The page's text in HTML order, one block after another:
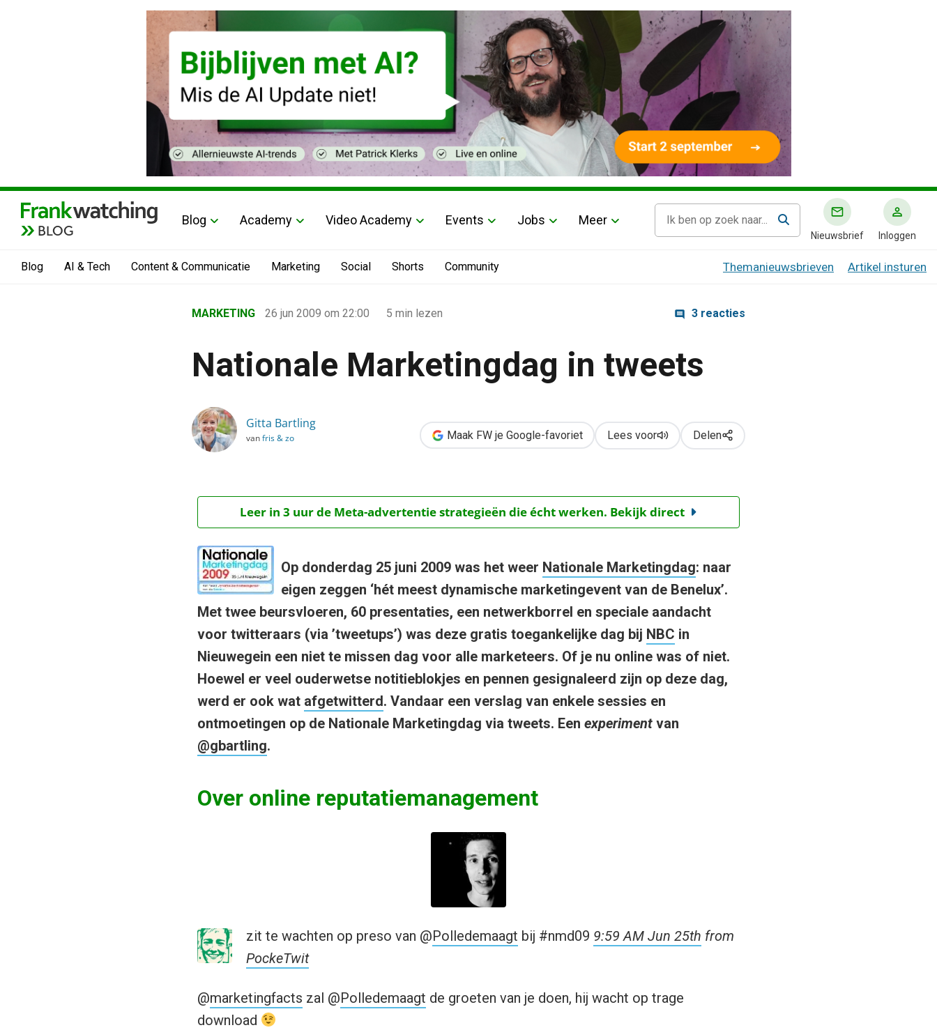
BLOG
Blog Academy Video Academy Events Jobs Meer
Nieuwsbrief Inloggen
Blog AI & Tech Content & Communicatie Marketing Social Shorts Community Themanieuwsbrieven Artikel insturen
›
Nationale Marketingdag in tweets
MARKETING 26 jun 2009 om 22:00 5 min lezen 3 reacties
Nationale Marketingdag in tweets
Gitta Bartling
vanfris & zo Maak FW je Google-favoriet Lees voor Delen
Leer in 3 uur de Meta-advertentie strategieën die écht werken. Bekijk direct
Op donderdag 25 juni 2009 was het weer Nationale Marketingdag: naar
eigen zeggen ‘hét meest dynamische marketingevent van de Benelux’.
Met twee beursvloeren, 60 presentaties, een netwerkborrel en speciale aandacht
voor twitteraars (via ’tweetups’) was deze gratis toegankelijke dag bij NBC in
Nieuwegein een niet te missen dag voor alle marketeers. Of je nu online was of niet.
Hoewel er veel ouderwetse notitieblokjes en pennen gesignaleerd zijn op deze dag,
werd er ook wat afgetwitterd. Vandaar een verslag van enkele sessies en
ontmoetingen op de Nationale Marketingdag via tweets. Een experimentvan
@gbartling.
Over online reputatiemanagement
zit te wachten op preso van @Polledemaagt bij #nmd09 9:59 AM Jun 25th from
PockeTwit
@marketingfacts zal @Polledemaagt de groeten van je doen, hij wacht op trage
download